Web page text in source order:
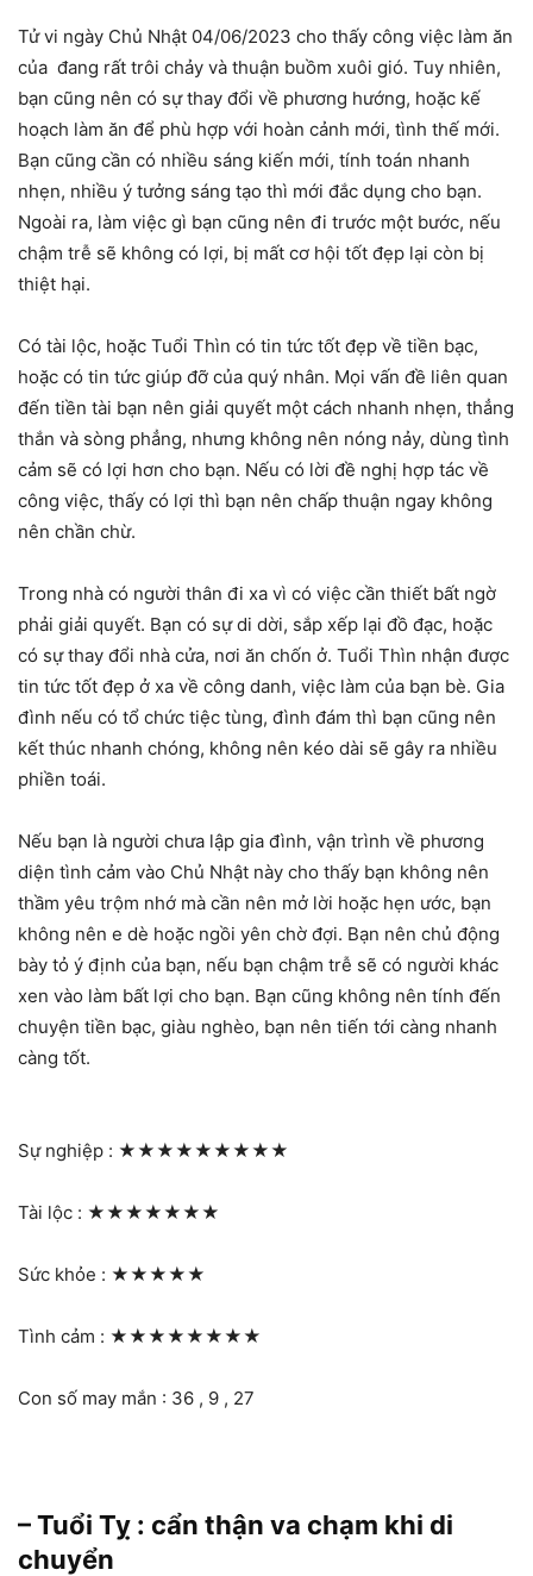
Tử vi ngày Chủ Nhật 04/06/2023 cho thấy công việc làm ăn
của đang rất trôi chảy và thuận buồm xuôi gió. Tuy nhiên,
bạn cũng nên có sự thay đổi về phương hướng, hoặc kế
hoạch làm ăn để phù hợp với hoàn cảnh mới, tình thế mới.
Bạn cũng cần có nhiều sáng kiến mới, tính toán nhanh
nhẹn, nhiều ý tưởng sáng tạo thì mới đắc dụng cho bạn.
Ngoài ra, làm việc gì bạn cũng nên đi trước một bước, nếu
chậm trễ sẽ không có lợi, bị mất cơ hội tốt đẹp lại còn bị
thiệt hại.
Có tài lộc, hoặc Tuổi Thìn có tin tức tốt đẹp về tiền bạc,
hoặc có tin tức giúp đỡ của quý nhân. Mọi vấn đề liên quan
đến tiền tài bạn nên giải quyết một cách nhanh nhẹn, thẳng
thắn và sòng phẳng, nhưng không nên nóng nảy, dùng tình
cảm sẽ có lợi hơn cho bạn. Nếu có lời đề nghị hợp tác về
công việc, thấy có lợi thì bạn nên chấp thuận ngay không
nên chần chừ.
Trong nhà có người thân đi xa vì có việc cần thiết bất ngờ
phải giải quyết. Bạn có sự di dời, sắp xếp lại đồ đạc, hoặc
có sự thay đổi nhà cửa, nơi ăn chốn ở. Tuổi Thìn nhận được
tin tức tốt đẹp ở xa về công danh, việc làm của bạn bè. Gia
đình nếu có tổ chức tiệc tùng, đình đám thì bạn cũng nên
kết thúc nhanh chóng, không nên kéo dài sẽ gây ra nhiều
phiền toái.
Nếu bạn là người chưa lập gia đình, vận trình về phương
diện tình cảm vào Chủ Nhật này cho thấy bạn không nên
thầm yêu trộm nhớ mà cần nên mở lời hoặc hẹn ước, bạn
không nên e dè hoặc ngồi yên chờ đợi. Bạn nên chủ động
bày tỏ ý định của bạn, nếu bạn chậm trễ sẽ có người khác
xen vào làm bất lợi cho bạn. Bạn cũng không nên tính đến
chuyện tiền bạc, giàu nghèo, bạn nên tiến tới càng nhanh
càng tốt.
Sự nghiệp : ★★★★★★★★★
Tài lộc : ★★★★★★★
Sức khỏe : ★★★★★
Tình cảm : ★★★★★★★★
Con số may mắn : 36 , 9 , 27
– Tuổi Tỵ : cẩn thận va chạm khi di
chuyển